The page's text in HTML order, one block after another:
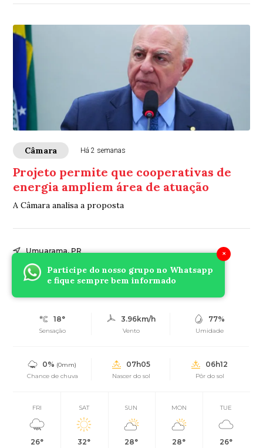
×
Participe do nosso grupo no Whatsapp
e fique sempre bem informado
Câmara Há 2 semanas
Projeto permite que cooperativas de
energia ampliem área de atuação
A Câmara analisa a proposta
Umuarama, PR
18°
Parcialmente nublado
Mín.17° Máx.
18°
Sensação
3.96km/h
Vento
77%
Umidade
0% (0mm)
Chance de chuva
07h05
Nascer do sol
06h12
Pôr do sol
FRI
26°
SAT
32°
SUN
28°
MON
28°
TUE
26°